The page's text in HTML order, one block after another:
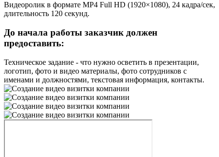
Видеоролик в формате МР4 Full HD (1920×1080), 24 кадра/сек,
длительность 120 секунд.
До начала работы заказчик должен
предоставить:
Техническое задание - что нужно осветить в презентации,
логотип, фото и видео материалы, фото сотрудников с
именами и должностями, текстовая информация, контакты.